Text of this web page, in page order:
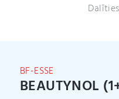
BF-ESSE
BEAUTYNOL